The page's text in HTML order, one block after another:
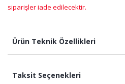
siparişler iade edilecektir.
Ürün Teknik Özellikleri
Taksit Seçenekleri